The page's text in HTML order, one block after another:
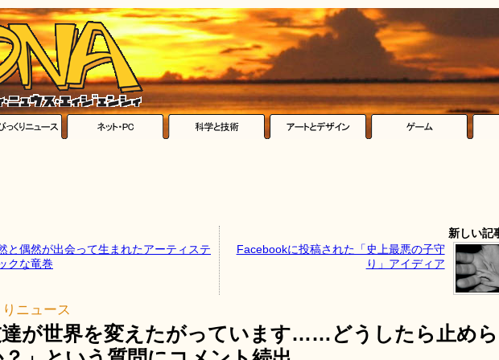
と偶然が出会って生まれたアーティステ
クな竜巻
新しい記
Facebookに投稿された「史上最悪の子守
り」アイディア
ニュース
達が世界を変えたがっています……どうしたら止めら